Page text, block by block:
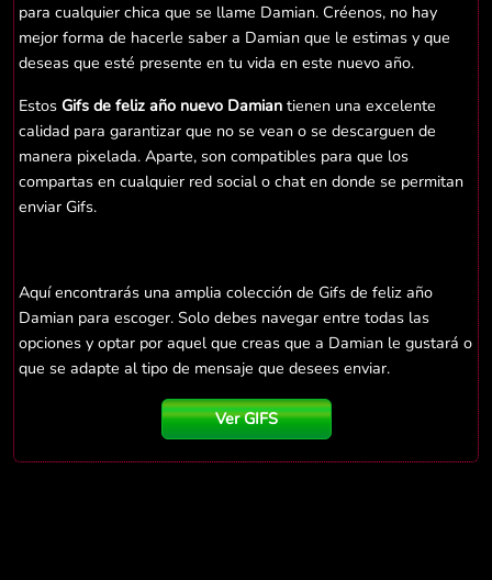
para cualquier chica que se llame Damian. Créenos, no hay
mejor forma de hacerle saber a Damian que le estimas y que
deseas que esté presente en tu vida en este nuevo año.
Estos Gifs de feliz año nuevo Damian tienen una excelente
calidad para garantizar que no se vean o se descarguen de
manera pixelada. Aparte, son compatibles para que los
compartas en cualquier red social o chat en donde se permitan
enviar Gifs.
Aquí encontrarás una amplia colección de Gifs de feliz año
Damian para escoger. Solo debes navegar entre todas las
opciones y optar por aquel que creas que a Damian le gustará o
que se adapte al tipo de mensaje que desees enviar.
Ver GIFS